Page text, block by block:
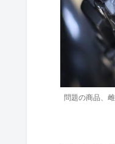
問題の商品、